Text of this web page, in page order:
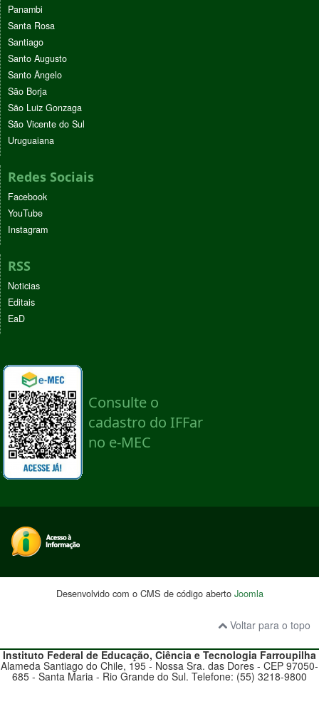
Panambi
Santa Rosa
Santiago
Santo Augusto
Santo Ângelo
São Borja
São Luiz Gonzaga
São Vicente do Sul
Uruguaiana
Redes Sociais
Facebook
YouTube
Instagram
RSS
Noticias
Editais
EaD
Desenvolvido com o CMS de código aberto Joomla
Voltar para o topo
Instituto Federal de Educação, Ciência e TecnologiaFarroupilha
Alameda Santiago do Chile, 195 - Nossa Sra. das Dores - CEP 97050-
685 - Santa Maria - Rio Grande do Sul. Telefone: (55) 3218-9800